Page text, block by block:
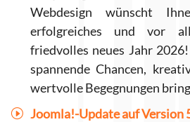
Webdesign wünscht
erfolgreiches und vor
friedvolles neues Jahr
spannende Chancen,
wertvolle Begegnungen
Joomla!-Update auf Version